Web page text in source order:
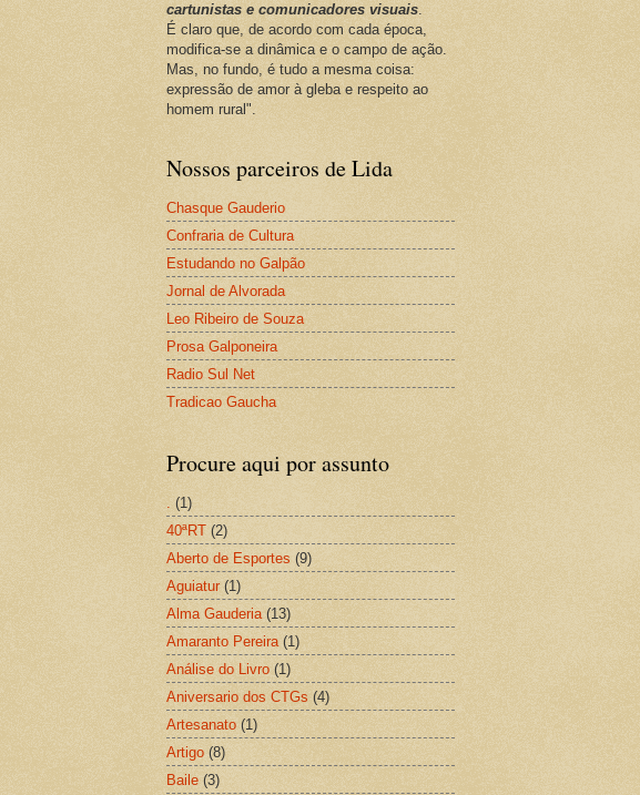
cartunistas e comunicadores visuais.
É claro que, de acordo com cada época,
modifica-se a dinâmica e o campo de ação.
Mas, no fundo, é tudo a mesma coisa:
expressão de amor à gleba e respeito ao
homem rural".
Nossos parceiros de Lida
Chasque Gauderio
Confraria de Cultura
Estudando no Galpão
Jornal de Alvorada
Leo Ribeiro de Souza
Prosa Galponeira
Radio Sul Net
Tradicao Gaucha
Procure aqui por assunto
(1)
40ªRT (2)
Aberto de Esportes (9)
Aguiatur (1)
Alma Gauderia (13)
Amaranto Pereira (1)
Análise do Livro (1)
Aniversario dos CTGs (4)
Artesanato (1)
Artigo (8)
Baile (3)